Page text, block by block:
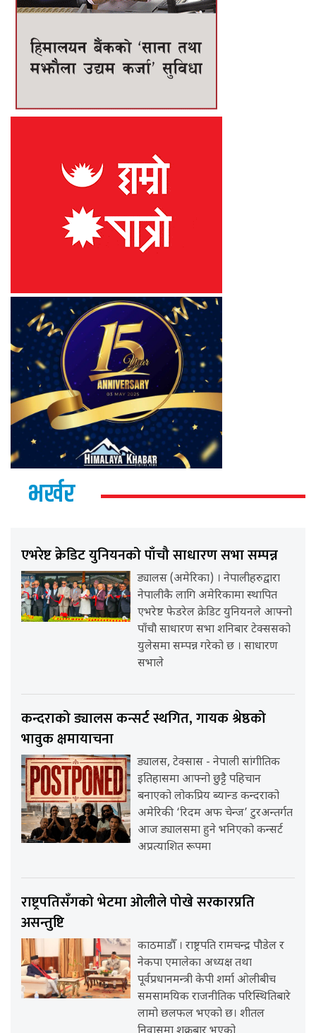
भर्खर
एभरेष्ट क्रेडिट युनियनको पाँचौ साधारण सभा सम्पन्न
ड्यालस (अमेरिका) । नेपालीहरुद्वारा
नेपालीकै लागि अमेरिकामा स्थापित
एभरेष्ट फेडरेल क्रेडिट युनियनले आफ्नो
पाँचौ साधारण सभा शनिबार टेक्ससको
युलेसमा सम्पन्न गरेको छ । साधारण
सभाले
कन्दराको ड्यालस कन्सर्ट स्थगित, गायक श्रेष्ठको
भावुक क्षमायाचना
ड्यालस, टेक्सास - नेपाली सांगीतिक
इतिहासमा आफ्नो छुट्टै पहिचान
बनाएको लोकप्रिय ब्यान्ड कन्दराको
अमेरिकी ‘रिदम अफ चेन्ज’ टुरअन्तर्गत
आज ड्यालसमा हुने भनिएको कन्सर्ट
अप्रत्याशित रूपमा
राष्ट्रपतिसँगको भेटमा ओलीले पोखे सरकारप्रति
असन्तुष्टि
काठमाडौँ । राष्ट्रपति रामचन्द्र पौडेल र
नेकपा एमालेका अध्यक्ष तथा
पूर्वप्रधानमन्त्री केपी शर्मा ओलीबीच
समसामयिक राजनीतिक परिस्थितिबारे
लामो छलफल भएको छ। शीतल